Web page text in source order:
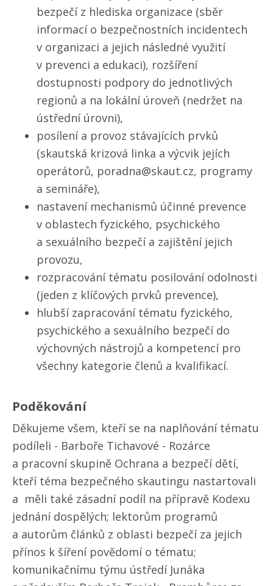
bezpečí z hlediska organizace (sběr
informací o bezpečnostních incidentech
v organizaci a jejich následné využití
v prevenci a edukaci), rozšíření
dostupnosti podpory do jednotlivých
regionů a na lokální úroveň (nedržet na
ústřední úrovni),
posílení a provoz stávajících prvků
(skautská krizová linka a výcvik jejích
operátorů, poradna@skaut.cz, programy
a semináře),
nastavení mechanismů účinné prevence
v oblastech fyzického, psychického
a sexuálního bezpečí a zajištění jejich
provozu,
rozpracování tématu posilování odolnosti
(jeden z klíčových prvků prevence),
hlubší zapracování tématu fyzického,
psychického a sexuálního bezpečí do
výchovných nástrojů a kompetencí pro
všechny kategorie členů a kvalifikací.
Poděkování
Děkujeme všem, kteří se na naplňování tématu
podíleli - Barboře Tichavové - Rozárce
a pracovní skupině Ochrana a bezpečí dětí,
kteří téma bezpečného skautingu nastartovali
a měli také zásadní podíl na přípravě Kodexu
jednání dospělých; lektorům programů
a autorům článků z oblasti bezpečí za jejich
přínos k šíření povědomí o tématu;
komunikačnímu týmu ústředí Junáka